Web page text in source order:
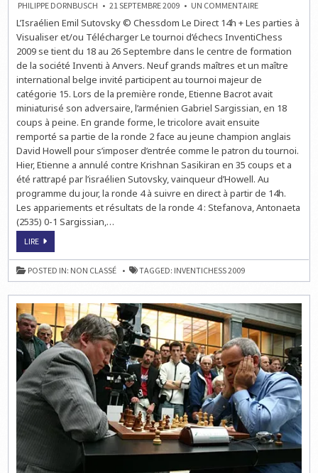
PHILIPPE DORNBUSCH 21 SEPTEMBRE 2009 UN COMMENTAIRESUR
BACROT
ET
EMIL
SUTOVKY,
CO-
LEADERS
L’INVENTI
CHESS
2009
AVEC
2,5
POINTS
SUR
3
L’Israélien Emil Sutovsky © Chessdom Le Direct 14h + Les parties à
Visualiser et/ou Télécharger Le tournoi d’échecs InventiChess
2009 se tient du 18 au 26 Septembre dans le centre de formation
de la société Inventi à Anvers. Neuf grands maîtres et un maître
international belge invité participent au tournoi majeur de
catégorie 15. Lors de la première ronde, Etienne Bacrot avait
miniaturisé son adversaire, l’arménien Gabriel Sargissian, en 18
coups à peine. En grande forme, le tricolore avait ensuite
remporté sa partie de la ronde 2 face au jeune champion anglais
David Howell pour s’imposer d’entrée comme le patron du tournoi.
Hier, Etienne a annulé contre Krishnan Sasikiran en 35 coups et a
été rattrapé par l’israélien Sutovsky, vainqueur d’Howell. Au
programme du jour, la ronde 4 à suivre en direct à partir de 14h.
Les appariements et résultats de la ronde 4 : Stefanova, Antonaeta
(2535) 0-1 Sargissian,…
LIREETIENNE
ET
EMIL
SUTOVKY,
CO-
L’INVENTI
CHESS
2009
AVEC
2,5
POINTS
SUR
3
POSTED IN: NON CLASSÉ TAGGED: INVENTICHESS 2009